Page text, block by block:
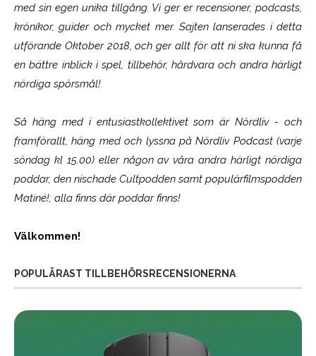
med sin egen unika tillgång. Vi ger er recensioner, podcasts,
krönikor, guider och mycket mer. Sajten lanserades i detta
utförande Oktober 2018, och ger allt för att ni ska kunna få
en bättre inblick i spel, tillbehör, hårdvara och andra härligt
nördiga spörsmål!
Så häng med i entusiastkollektivet som ärNördliv- och
framförallt, häng med och lyssna på Nördliv Podcast (varje
söndag kl 15.00) eller någon av våra andra härligt nördiga
poddar, den nischade Cultpodden samt populärfilmspodden
Matiné!; alla finns där poddar finns!
Välkommen!
POPULÄRAST TILLBEHÖRSRECENSIONERNA